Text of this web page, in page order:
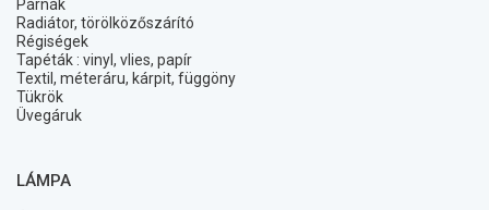
Párnák
Radiátor, törölközőszárító
Régiségek
Tapéták : vinyl, vlies, papír
Textil, méteráru, kárpit, függöny
Tükrök
Üvegáruk
LÁMPA